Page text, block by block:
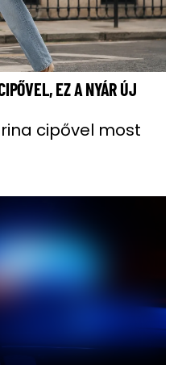
EZ A NYÁR ÚJ
cipővel most